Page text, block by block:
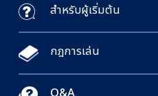
สำหรับผู้เริ่มต้น
กฎการเล่น